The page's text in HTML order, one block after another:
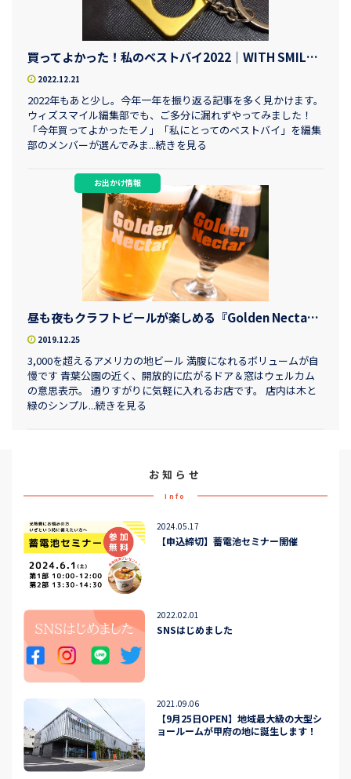
買ってよかった！私のベストバイ2022｜WITH SMILE編集部
2022.12.21
2022年もあと少し。今年一年を振り返る記事を多く見かけます。
ウィズスマイル編集部でも、ご多分に漏れずやってみました！
「今年買ってよかったモノ」「私にとってのベストバイ」を編集
部のメンバーが選んでみま...続きを見る
お出かけ情報
昼も夜もクラフトビールが楽しめる『Golden Nectar（ゴールデンネクター）』
2019.12.25
3,000を超えるアメリカの地ビール 満腹になれるボリュームが自
慢です 青葉公園の近く、開放的に広がるドア＆窓はウェルカム
の意思表示。 通りすがりに気軽に入れるお店です。 店内は木と
緑のシンプル...続きを見る
お知らせ
Info
2024.05.17
【申込締切】蓄電池セミナー開催
2022.02.01
SNSはじめました
2021.09.06
【9月25日OPEN】地域最大級の大型シ
ョールームが甲府の地に誕生します！